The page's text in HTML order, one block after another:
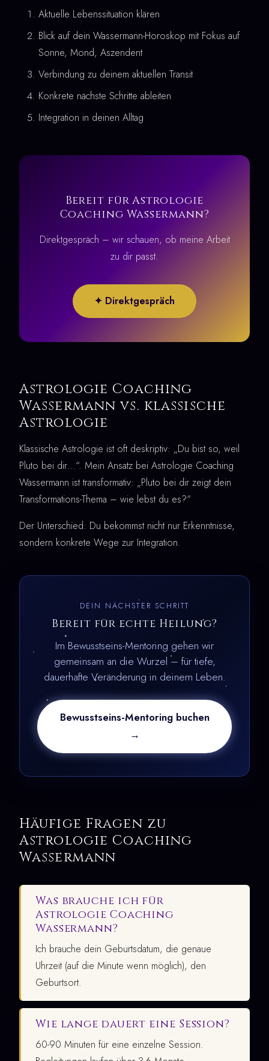
Aktuelle Lebenssituation klären
Blick auf dein Wassermann-Horoskop mit Fokus auf
Sonne, Mond, Aszendent
Verbindung zu deinem aktuellen Transit
Konkrete nächste Schritte ableiten
Integration in deinen Alltag
Bereit für Astrologie
Coaching Wassermann?
Direktgespräch – wir schauen, ob meine Arbeit
zu dir passt.
✦ Direktgespräch
Astrologie Coaching
Wassermann vs. klassische
Astrologie
Klassische Astrologie ist oft deskriptiv: „Du bist so, weil
Pluto bei dir…“. Mein Ansatz bei Astrologie Coaching
Wassermann ist transformativ: „Pluto bei dir zeigt dein
Transformations-Thema – wie lebst du es?“
Der Unterschied: Du bekommst nicht nur Erkenntnisse,
sondern konkrete Wege zur Integration.
DEIN NÄCHSTER SCHRITT
Bereit für echte Heilung?
Im Bewusstseins-Mentoring gehen wir
gemeinsam an die Wurzel – für tiefe,
dauerhafte Veränderung in deinem Leben.
Bewusstseins-Mentoring buchen
→
Häufige Fragen zu
Astrologie Coaching
Wassermann
Was brauche ich für
Astrologie Coaching
Wassermann?
Ich brauche dein Geburtsdatum, die genaue
Uhrzeit (auf die Minute wenn möglich), den
Geburtsort.
Wie lange dauert eine Session?
60-90 Minuten für eine einzelne Session.